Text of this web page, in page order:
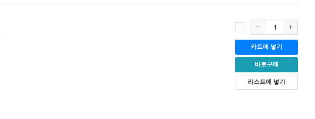
카트에 넣기
바로구매
리스트에 넣기